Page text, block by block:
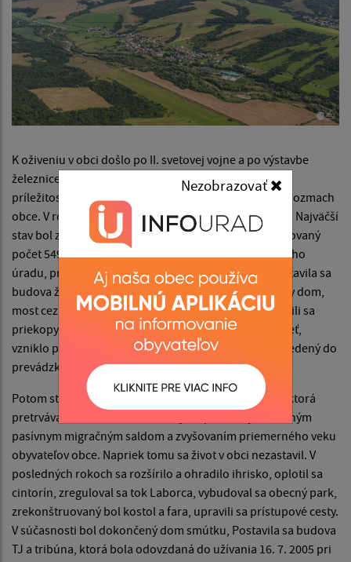
Nezobrazovať
K oživeniu v obci došlo po II. svetovej vojne a po výstavbe
železnice Humenné - Medzilaborce. Rast pracovných
príležitosti znamenal aj zvyšovanie životnej úrovne a rozmach
obce. V roku 1957 bol v obci zavedený elektrický prúd. Najväčší
stav bol zaznamenaný v roku 1961, kedy bol zaregistrovaný
počet 549 obyvateľov. Bola postavená budova obecného
úradu, pribudla budova potravín a po­hostinstva, postavila sa
budova železničnej zastávky, materská škola, kultúrny dom,
most cez rieku Laborec, vyasfaltovali sa cesty, vydláždili sa
priekopy, zaviedol sa rozhlas, zapojila sa telefónna sieť,
vzniklo poľnohospodárske družstvo. Vodovod bol uvedený do
prevádzky v roku 1969.
Potom stav obyvateľstva dostal klesajúcu ten­denciu, ktorá
pretrváva až dodnes. Tento stav je za­príčinený sústavným
pasívnym migračným saldom a zvyšovaním priemerného veku
obyvateľov obce. Napriek tomu sa život v obci nezastavil. V
posled­ných rokoch sa rozšírilo a ohradilo ihrisko, oplotil sa
cintorín, zreguloval sa tok Laborca, vybudoval sa obecný park,
zrekonštruovaný bol kostol a fara, upravili sa prístupové cesty.
V súčasnosti bol dokončený dom smútku, Postavila sa budova
TJ a tribúna, ktorá bola odovzdaná do užívania 16. 7. 2005 pri